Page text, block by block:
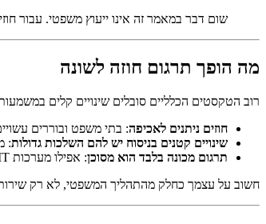
שום דבר במאמר זה אינו ייעוץ משפטי. עבור
מה הופך תרגום חוזה לשונה
רוב הטקסטים הכלליים סובלים שינויים קלים
חוזים ניתנים לאכיפה: בתי משפט ובוררים
שינויים קטנים בניסוח יש להם השלכות גדולות:
תרגום מכונה בלבד הוא מסוכן: אפילו מערכות MT מצוינות אינן מאומנות להעניק משקל משפטי ל-“shall”, “may”, או “material breach”.
חשוב על עצמך כחלק מהתהליך המשפטי, לא רק